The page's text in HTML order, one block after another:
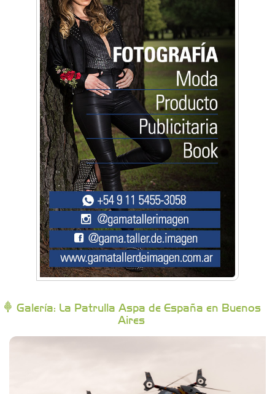
Artística ApasionArte
Artística Catalina
Artística Veral
BAIC Ramos Mejía
Brisé Estudio de Danzas
Buenos Aires Equipar
Campoy Federik - Productores Asesores de
Seguros
Carniceria y granja El Viejo Peña
Galería: La Patrulla Aspa de España en Buenos
Aires